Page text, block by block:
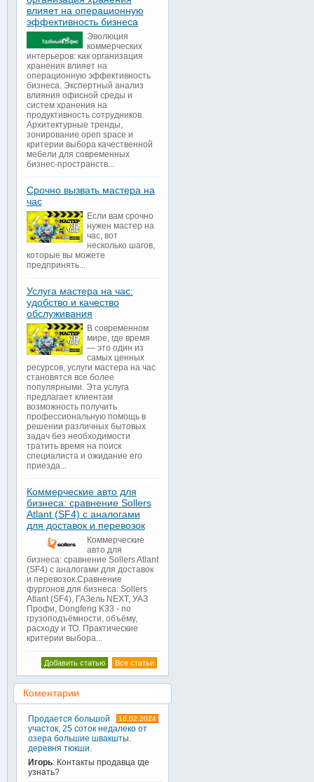
влияет на операционную
эффективность бизнеса
Эволюция
коммерческих
интерьеров: как организация
хранения влияет на
операционную эффективность
бизнеса. Экспертный анализ
влияния офисной среды и
систем хранения на
продуктивность сотрудников.
Архитектурные тренды,
зонирование open space и
критерии выбора качественной
мебели для современных
бизнес-пространств...
Срочно вызвать мастера на
час
Если вам срочно
нужен мастер на
час, вот
несколько шагов,
которые вы можете
предпринять...
Услуга мастера на час:
удобство и качество
обслуживания
В современном
мире, где время
— это один из
самых ценных
ресурсов, услуги мастера на час
становятся все более
популярными. Эта услуга
предлагает клиентам
возможность получить
профессиональную помощь в
решении различных бытовых
задач без необходимости
тратить время на поиск
специалиста и ожидание его
приезда...
Коммерческие авто для
бизнеса: сравнение Sollers
Atlant (SF4) с аналогами
для доставок и перевозок
Коммерческие
авто для
бизнеса: сравнение Sollers Atlant
(SF4) с аналогами для доставок
и перевозок.Сравнение
фургонов для бизнеса: Sollers
Atlant (SF4), ГАЗель NEXT, УАЗ
Профи, Dongfeng K33 - по
грузоподъёмности, объёму,
расходу и ТО. Практические
критерии выбора...
Все статьи
Добавить статью
Коментарии
16.02.2024
Продается большой
участок, 25 соток недалеко от
озера большие швакшты.
деревня тюкши.
Игорь: Контакты продавца где
узнать?